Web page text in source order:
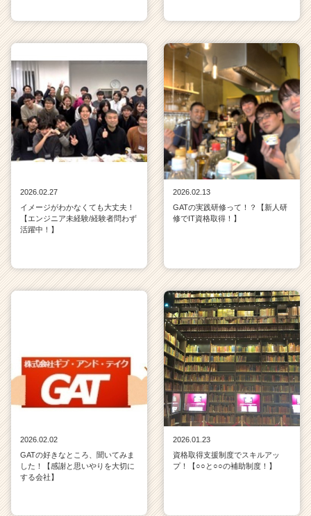
2026.02.27
イメージがわかなくても大丈夫！
【エンジニア未経験/経験者問わず
活躍中！】
2026.02.13
GATの実践研修って！？【新人研
修でIT資格取得！】
2026.02.02
GATの好きなところ、聞いてみま
した！【感謝と思いやりを大切に
する会社】
2026.01.23
資格取得支援制度でスキルアッ
プ！【○○と○○の補助制度！】